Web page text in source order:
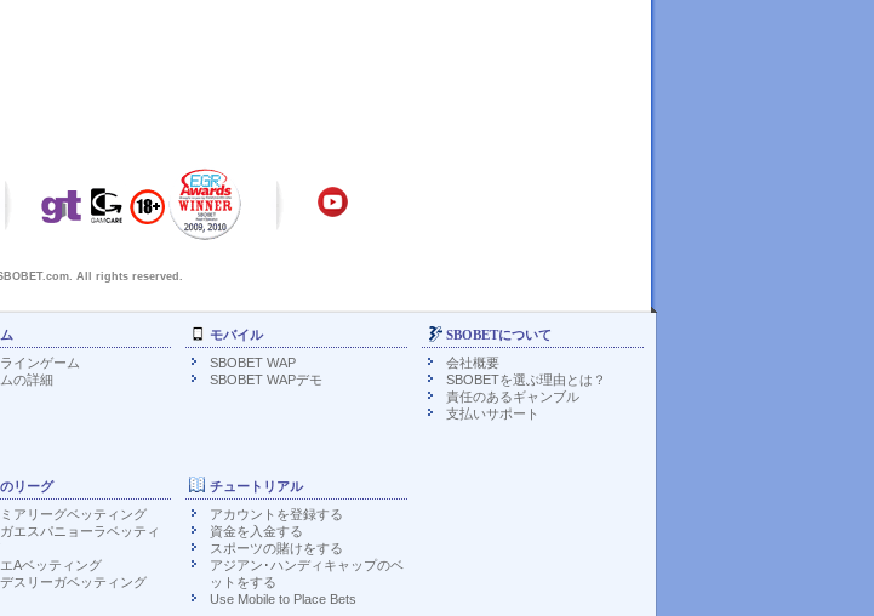
All rights reserved.
インゲーム
の詳細
モバイル
SBOBET WAP
SBOBET WAPデモ
SBOBETについて
会社概要
SBOBETを選ぶ理由とは？
責任のあるギャンブル
支払いサポート
リーグ
アリーグベッティング
エスパニョーラベッティ
Aベッティング
スリーガベッティング
チュートリアル
アカウントを登録する
資金を入金する
スポーツの賭けをする
アジアン･ハンディキャップのベ
ットをする
Use Mobile to Place Bets